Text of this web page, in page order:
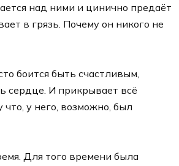
над ними и цинично предаёт
в грязь. Почему он никого не
боится быть счастливым,
сердце. И прикрывает всё
у него, возможно, был
Для того времени была